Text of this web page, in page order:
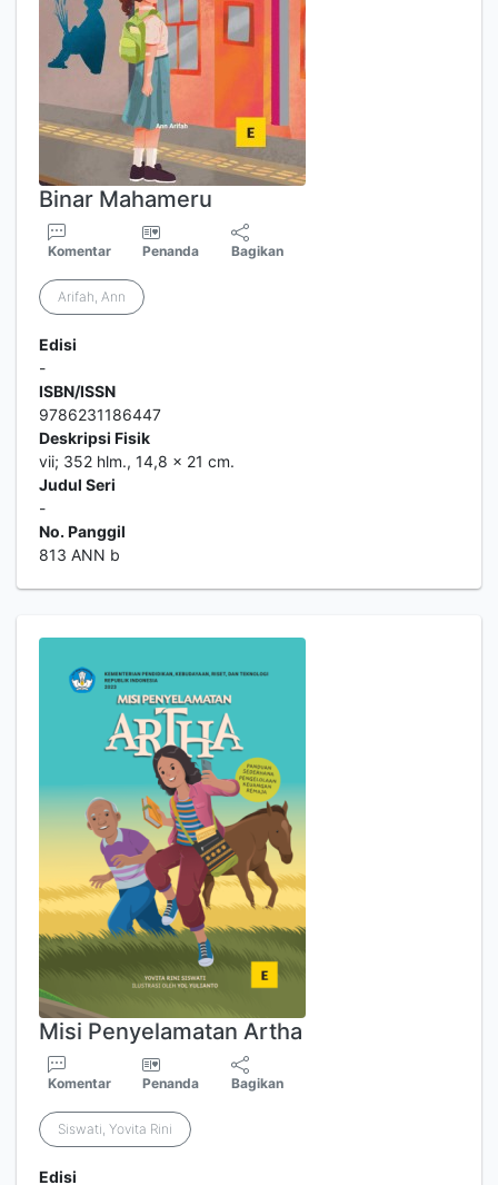
Binar Mahameru
Komentar Penanda Bagikan
Arifah, Ann
Edisi
-
ISBN/ISSN
9786231186447
Deskripsi Fisik
vii; 352 hlm., 14,8 x 21 cm.
Judul Seri
-
No. Panggil
813 ANN b
Misi Penyelamatan Artha
Komentar Penanda Bagikan
Siswati, Yovita Rini
Edisi